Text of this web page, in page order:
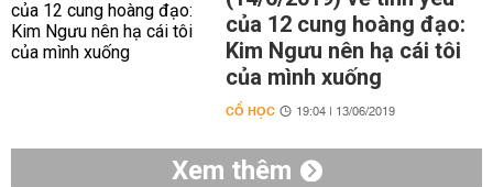
của 12 cung hoàng đạo:
Kim Ngưu nên hạ cái tôi
của mình xuống
CỔ HỌC 19:04 | 13/06/2019
Xem thêm